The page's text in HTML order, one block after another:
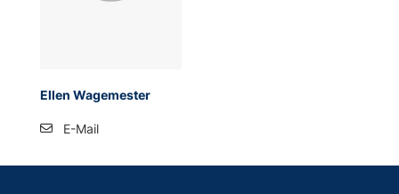
Ellen Wagemester
E-Mail